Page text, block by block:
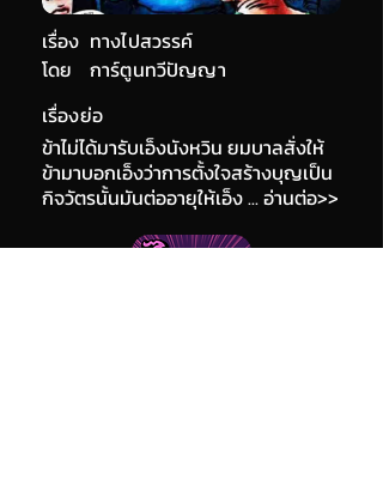
เรื่อง ทางไปสวรรค์
การ์ตูนทวีปัญญา
โดย
เรื่องย่อ
ข้าไม่ได้มารับเอ็งนังหวิน ยมบาลสั่งให้
ข้ามาบอกเอ็งว่าการตั้งใจสร้างบุญเป็น
กิจวัตรนั้นมันต่ออายุให้เอ็ง ... อ่านต่อ>>